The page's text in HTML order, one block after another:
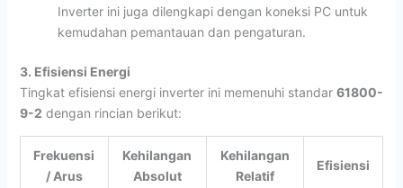
Inverter ini juga dilengkapi dengan koneksi PC untuk
kemudahan pemantauan dan pengaturan.
3. Efisiensi Energi
Tingkat efisiensi energi inverter ini memenuhi standar 61800-
9-2 dengan rincian berikut:
Frekuensi
/ Arus
Kehilangan
Absolut
Kehilangan
Relatif
Efisiensi